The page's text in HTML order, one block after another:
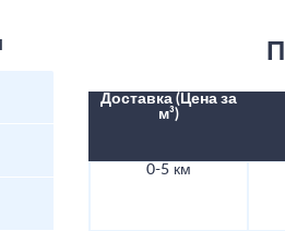
Доставка (Цена за
м³)
0-5 км